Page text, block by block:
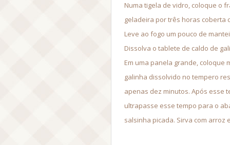
Numa tigela de vidro, coloque o
geladeira por três horas coberta
Leve ao fogo um pouco de
Dissolva o tablete de caldo de
Em uma panela grande, coloque
galinha dissolvido no tempero
apenas dez minutos. Após esse
ultrapasse esse tempo para o
salsinha picada. Sirva com arroz